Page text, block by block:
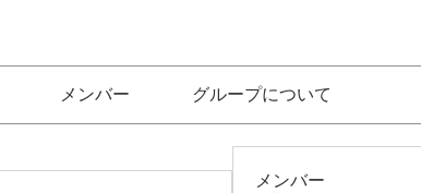
メンバー グループについて
メンバー